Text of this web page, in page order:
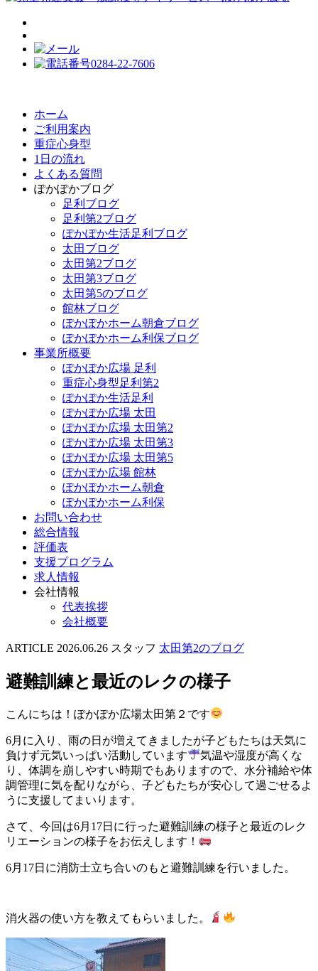
ホーム
ご利用案内
重症心身型
1日の流れ
よくある質問
ぽかぽかブログ
足利ブログ
足利第2ブログ
ぽかぽか生活足利ブログ
太田ブログ
太田第2ブログ
太田第3ブログ
太田第5のブログ
館林ブログ
ぽかぽかホーム朝倉ブログ
ぽかぽかホーム利保ブログ
事業所概要
ぽかぽか広場 足利
重症心身型足利第2
ぽかぽか生活足利
ぽかぽか広場 太田
ぽかぽか広場 太田第2
ぽかぽか広場 太田第3
ぽかぽか広場 太田第5
ぽかぽか広場 館林
ぽかぽかホーム朝倉
ぽかぽかホーム利保
お問い合わせ
総合情報
評価表
支援プログラム
求人情報
会社情報
代表挨拶
会社概要
ARTICLE 2026.06.26 スタッフ 太田第2のブログ
避難訓練と最近のレクの様子
こんにちは！ぽかぽか広場太田第２です
6月に入り、雨の日が増えてきましたが子どもたちは天気に
負けず元気いっぱい活動しています
気温や湿度が高くな
り、体調を崩しやすい時期でもありますので、水分補給や体
調管理に気を配りながら、子どもたちが安心して過ごせるよ
うに支援してまいります。
さて、今回は6月17日に行った避難訓練の様子と最近のレク
リエーションの様子をお伝えします！
6月17日に消防士立ち合いのもと避難訓練を行いました。
消火器の使い方を教えてもらいました。